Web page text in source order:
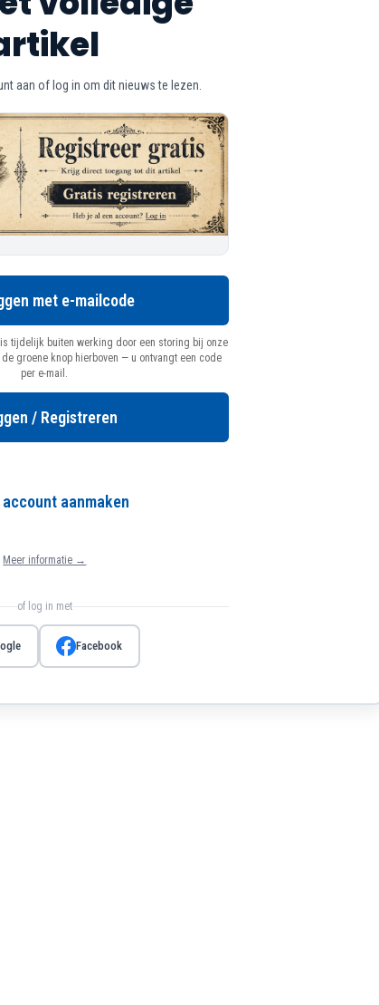
aan of log in om dit nieuws te lezen.
met e-mailcode
tijdelijk buiten werking door een storing bij onze
groene knop hierboven — u ontvangt een code
per e-mail.
/ Registreren
aanmaken
Meer informatie →
of log in met
Facebook